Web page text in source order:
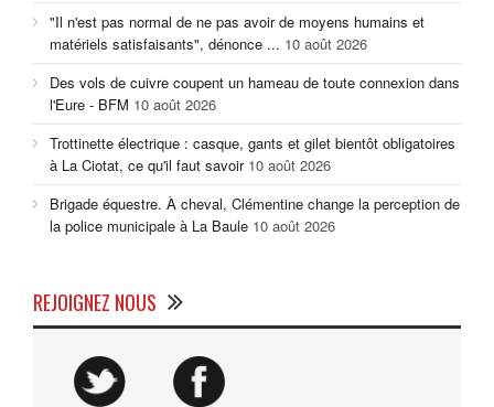
"Il n'est pas normal de ne pas avoir de moyens humains et
matériels satisfaisants", dénonce ... 10 août 2026
Des vols de cuivre coupent un hameau de toute connexion dans
l'Eure - BFM 10 août 2026
Trottinette électrique : casque, gants et gilet bientôt obligatoires
à La Ciotat, ce qu'il faut savoir 10 août 2026
Brigade équestre. À cheval, Clémentine change la perception de
la police municipale à La Baule 10 août 2026
REJOIGNEZ NOUS